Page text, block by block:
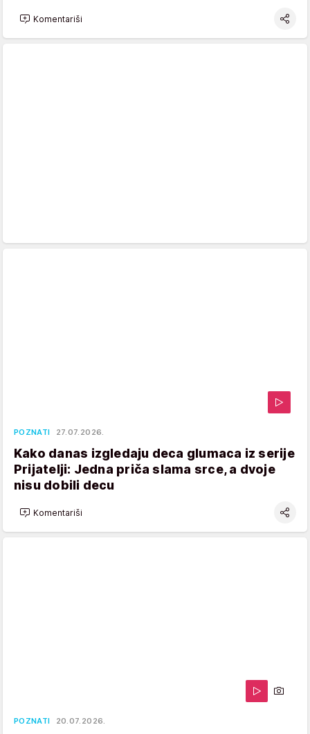
Komentariši
POZNATI 27.07.2026.
Kako danas izgledaju deca glumaca iz serije
Prijatelji: Jedna priča slama srce, a dvoje
nisu dobili decu
Komentariši
POZNATI 20.07.2026.